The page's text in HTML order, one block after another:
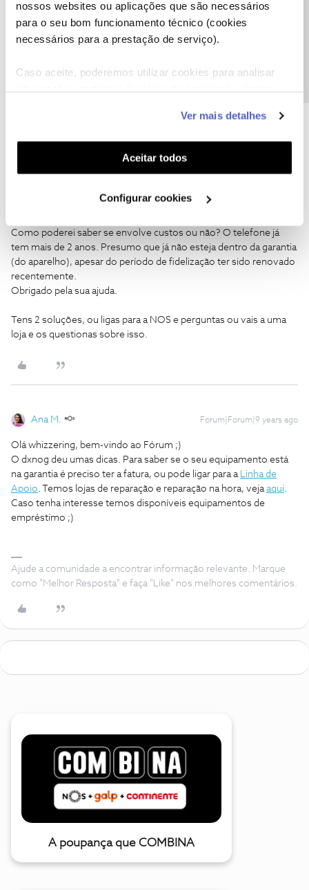
nossos websites ou aplicações que são necessários
para o seu bom funcionamento técnico (cookies
necessários para a prestação de serviço).
Caso aceite, poderemos utilizar cookies para analisar
funcionalidades (cookies de personalização e
funcionalidade) e adaptar anúncios aos seus interesses
(cookies de publicidade personalizada). Pode gerir a
utilização dos cookies clicando em "Configurar
Ver mais detalhes
Aceitar todos
Configurar cookies
O meu telefone avariou. Podem-me dizer qual a melhor forma de
enviarem um técnico a casa ou se me deslocar a uma loja
loja, sempre é mais rápido, pois o técnico que lá for o que vai
fazer é trocar o telefone por outro não vai fazer mais nada.
Como poderei saber se envolve custos ou não? O telefone já
tem mais de 2 anos. Presumo que já não esteja dentro da garantia
(do aparelho), apesar do período de fidelização ter sido renovado
recentemente.
Obrigado pela sua ajuda.
Tens 2 soluções, ou ligas para a NOS e perguntas ou vais a uma
loja e os questionas sobre isso.
Ana M. Forum|Forum|9 years ago
Olá whizzering, bem-vindo ao Fórum ;)
O dxnog deu umas dicas. Para saber se o seu equipamento está
na garantia é preciso ter a fatura, ou pode ligar para a Linha de
Apoio. Temos lojas de reparação e reparação na hora, vejaaqui.
Caso tenha interesse temos disponíveis equipamentos de
empréstimo ;)
Ajude a comunidade a encontrar informação relevante. Marque
como "Melhor Resposta" e faça "Like" nos melhores comentários.
A poupança que COMBINA